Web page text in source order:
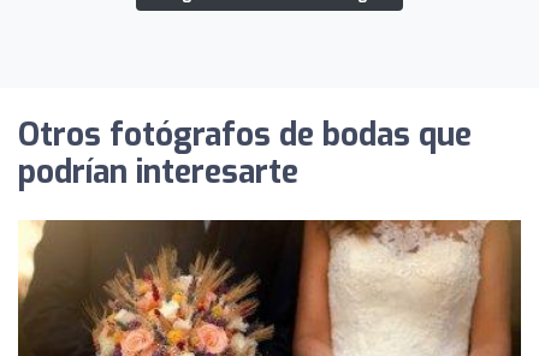
Otros fotógrafos de bodas que
podrían interesarte